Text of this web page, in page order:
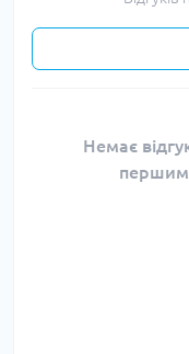
Немає
першим,